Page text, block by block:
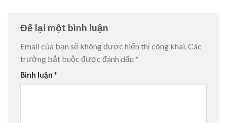
Để lại một bình luận
Email của bạn sẽ không được hiển thị công khai.Các
trường bắt buộc được đánh dấu *
Bình luận *